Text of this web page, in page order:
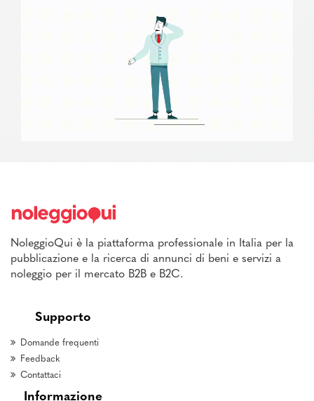
NoleggioQui è la piattaforma professionale in Italia per la
pubblicazione e la ricerca di annunci di beni e servizi a
noleggio per il mercato B2B e B2C.
Supporto
Domande frequenti
Feedback
Contattaci
Informazione